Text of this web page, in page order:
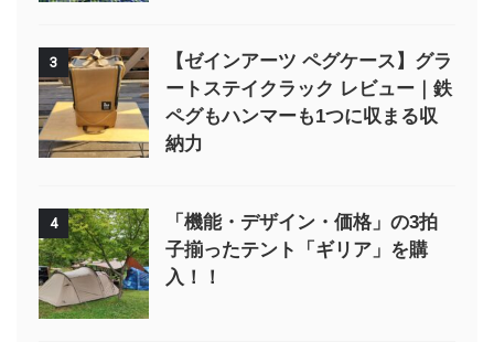
3
【ゼインアーツ ペグケース】グラ
ートステイクラック レビュー｜鉄
ペグもハンマーも1つに収まる収
納力
4
「機能・デザイン・価格」の3拍
子揃ったテント「ギリア」を購
入！！